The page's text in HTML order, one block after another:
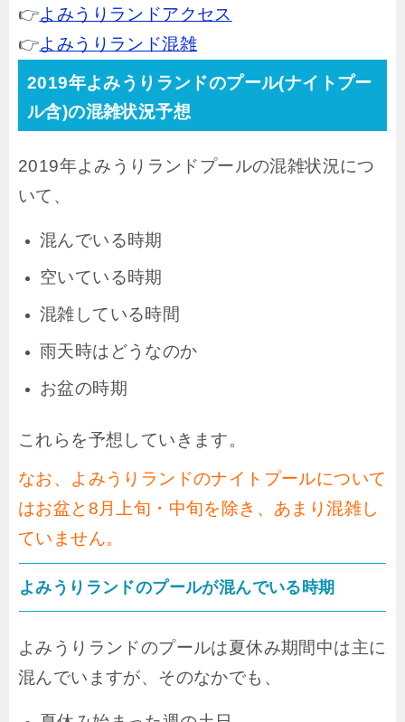
👉よみうりランドアクセス
👉よみうりランド混雑
2019年よみうりランドのプール(ナイトプー
ル含)の混雑状況予想
2019年よみうりランドプールの混雑状況につ
いて、
混んでいる時期
空いている時期
混雑している時間
雨天時はどうなのか
お盆の時期
これらを予想していきます。
なお、よみうりランドのナイトプールについて
はお盆と8月上旬・中旬を除き、あまり混雑し
ていません。
よみうりランドのプールが混んでいる時期
よみうりランドのプールは夏休み期間中は主に
混んでいますが、そのなかでも、